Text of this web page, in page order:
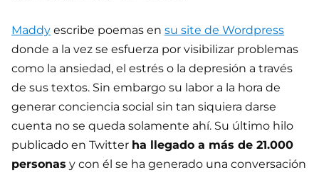
Maddy escribe poemas en su site de Wordpress
donde a la vez se esfuerza por visibilizar problemas
como la ansiedad, el estrés o la depresión a través
de sus textos. Sin embargo su labor a la hora de
generar conciencia social sin tan siquiera darse
cuenta no se queda solamente ahí. Su último hilo
publicado en Twitter ha llegado a más de 21.000
personas y con él se ha generado una conversación